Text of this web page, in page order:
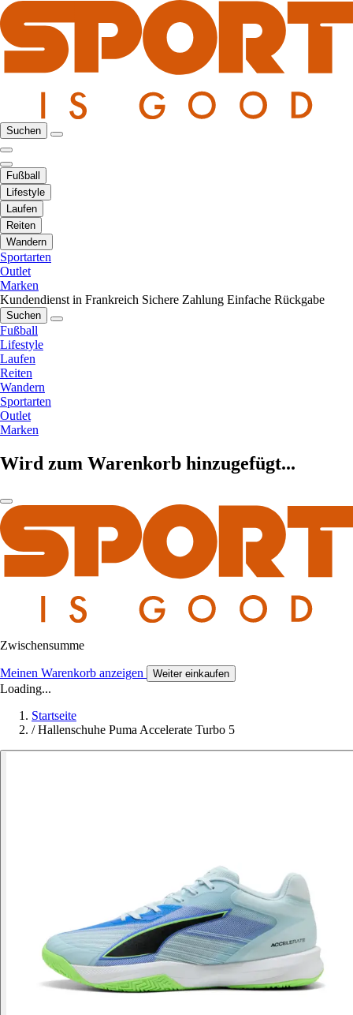
Suchen
Fußball
Lifestyle
Laufen
Reiten
Wandern
Sportarten
Outlet
Marken
Kundendienst in Frankreich Sichere Zahlung Einfache Rückgabe
Suchen
Fußball
Lifestyle
Laufen
Reiten
Wandern
Sportarten
Outlet
Marken
Wird zum Warenkorb hinzugefügt...
Zwischensumme
Meinen Warenkorb anzeigen Weiter einkaufen
Loading...
Startseite
/ Hallenschuhe Puma Accelerate Turbo 5